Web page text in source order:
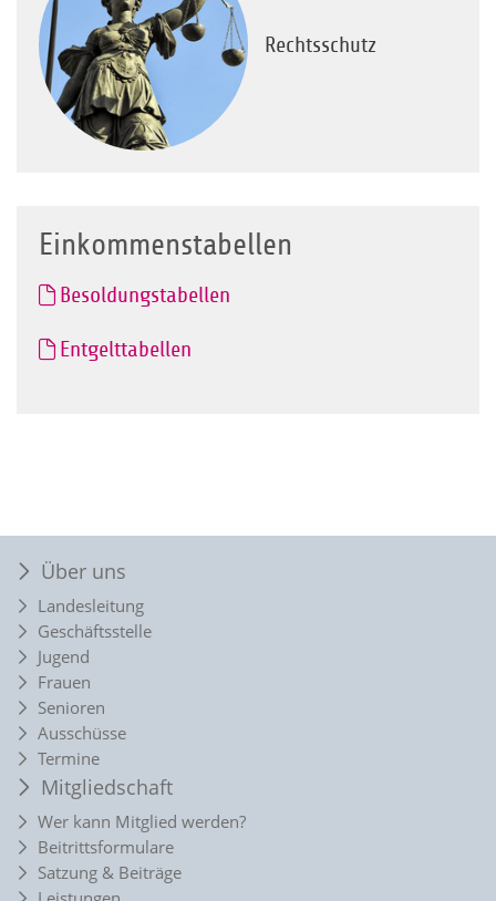
Rechtsschutz
Einkommenstabellen
Besoldungstabellen
Entgelttabellen
Über uns
Landesleitung
Geschäftsstelle
Jugend
Frauen
Senioren
Ausschüsse
Termine
Mitgliedschaft
Wer kann Mitglied werden?
Beitrittsformulare
Satzung & Beiträge